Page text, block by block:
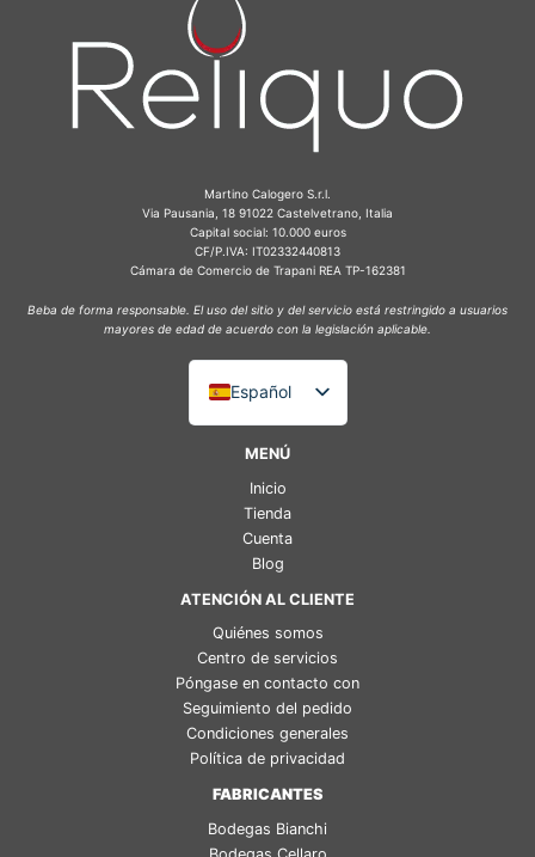
Martino Calogero S.r.l.
Via Pausania, 18 91022 Castelvetrano, Italia
Capital social: 10.000 euros
CF/P.IVA: IT02332440813
Cámara de Comercio de Trapani REA TP-162381
Beba de forma responsable. El uso del sitio y del servicio está restringido a usuarios
mayores de edad de acuerdo con la legislación aplicable.
Español
Italiano
Deutsch
Français
MENÚ
Inicio
Tienda
Cuenta
Blog
ATENCIÓN AL CLIENTE
Quiénes somos
Centro de servicios
Póngase en contacto con
Seguimiento del pedido
Condiciones generales
Política de privacidad
FABRICANTES
Bodegas Bianchi